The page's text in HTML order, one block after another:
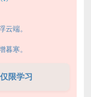
云端。
暮寒。
限学习